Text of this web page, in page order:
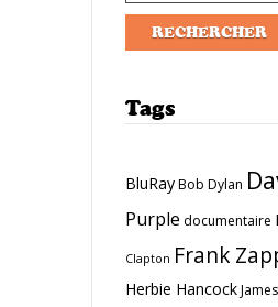
Tags
BluRay Bob Dylan
Purple documentaire
Clapton Frank
Herbie Hancock